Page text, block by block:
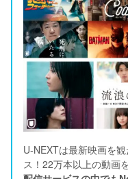
U-NEXTは最新映画を
ス！22万本以上の動画